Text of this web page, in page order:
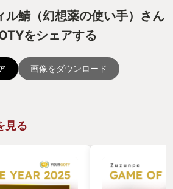
ル鯖（幻想薬の使い手）さん
をシェアする
画像をダウンロード
見る